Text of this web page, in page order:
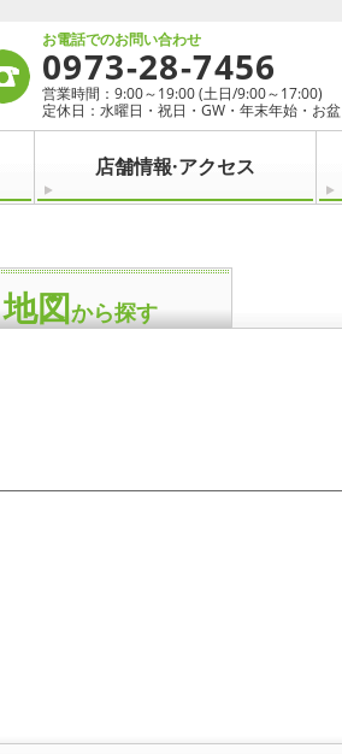
お電話でのお問い合わせ
0973-28-7456
営業時間：9:00～19:00 (土日/9:00～17:00)
定休日：水曜日・祝日・GW・年末年始・お盆
店舗情報·アクセス
地図から探す